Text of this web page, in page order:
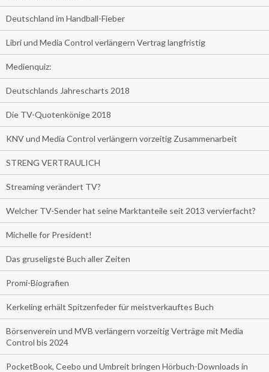
Deutschland im Handball-Fieber
Libri und Media Control verlängern Vertrag langfristig
Medienquiz:
Deutschlands Jahrescharts 2018
Die TV-Quotenkönige 2018
KNV und Media Control verlängern vorzeitig Zusammenarbeit
STRENG VERTRAULICH
Streaming verändert TV?
Welcher TV-Sender hat seine Marktanteile seit 2013 vervierfacht?
Michelle for President!
Das gruseligste Buch aller Zeiten
Promi-Biografien
Kerkeling erhält Spitzenfeder für meistverkauftes Buch
Börsenverein und MVB verlängern vorzeitig Verträge mit Media
Control bis 2024
PocketBook, Ceebo und Umbreit bringen Hörbuch-Downloads in